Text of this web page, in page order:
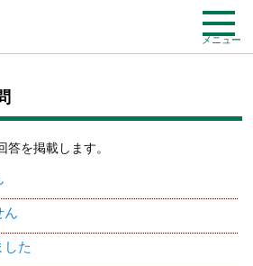
メニュー
答を掲載します。
ん
した